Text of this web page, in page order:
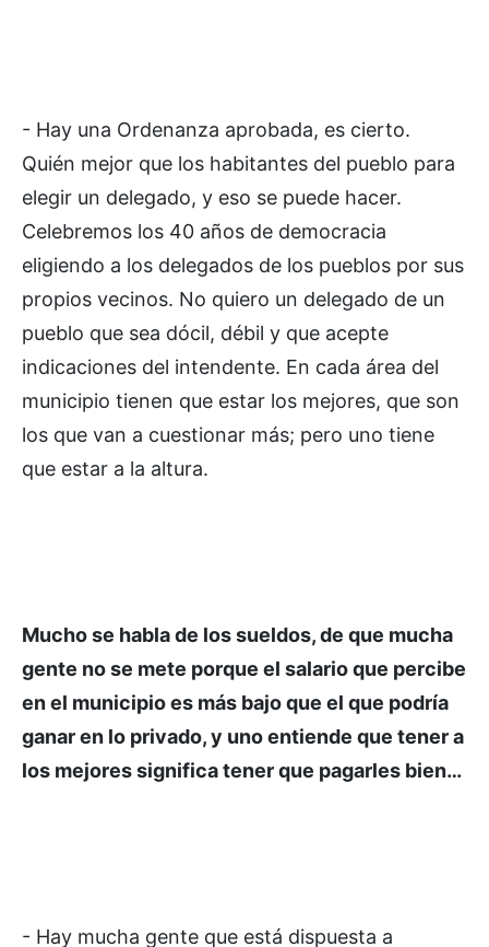
- Hay una Ordenanza aprobada, es cierto.
Quién mejor que los habitantes del pueblo para
elegir un delegado, y eso se puede hacer.
Celebremos los 40 años de democracia
eligiendo a los delegados de los pueblos por sus
propios vecinos. No quiero un delegado de un
pueblo que sea dócil, débil y que acepte
indicaciones del intendente. En cada área del
municipio tienen que estar los mejores, que son
los que van a cuestionar más; pero uno tiene
que estar a la altura.
Mucho se habla de los sueldos, de que mucha
gente no se mete porque el salario que percibe
en el municipio es más bajo que el que podría
ganar en lo privado, y uno entiende que tener a
los mejores significa tener que pagarles bien…
- Hay mucha gente que está dispuesta a